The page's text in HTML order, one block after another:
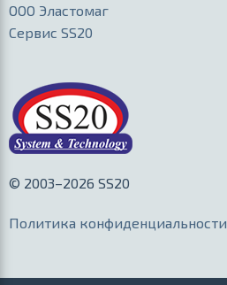
ООО Эластомаг
Сервис SS20
© 2003–2026 SS20
Политика конфиденциальности